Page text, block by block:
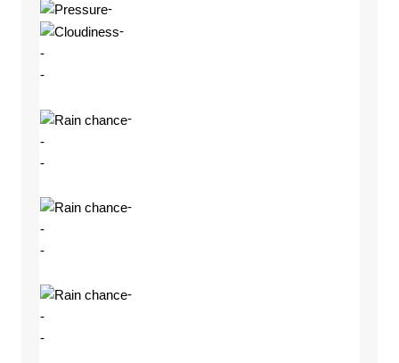
-
-
-
-
-
-
-
-
-
-
-
-
-